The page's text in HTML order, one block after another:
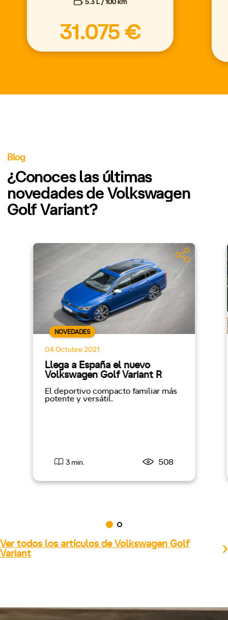
5.3 L / 100 km
31.075 €
Blog
¿Conoces las últimas
novedades de Volkswagen
Golf Variant?
NOVEDADES
04 Octubre 2021
Llega a España el nuevo
Volkswagen Golf Variant R
El deportivo compacto familiar más
potente y versátil.
3 min. 508
Ver todos los artículos de Volkswagen Golf
Variant